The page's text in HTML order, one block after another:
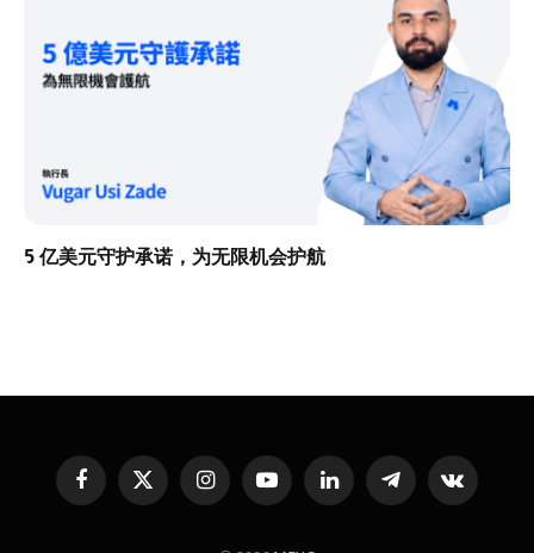
5 亿美元守护承诺，为无限机会护航
FacebookX
(Twitter)
InstagramYouTubeLinkedInTelegramVKontakte